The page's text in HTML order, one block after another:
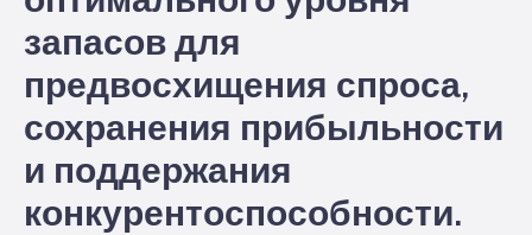
запасов для
предвосхищения спроса,
сохранения прибыльности
и поддержания
конкурентоспособности.